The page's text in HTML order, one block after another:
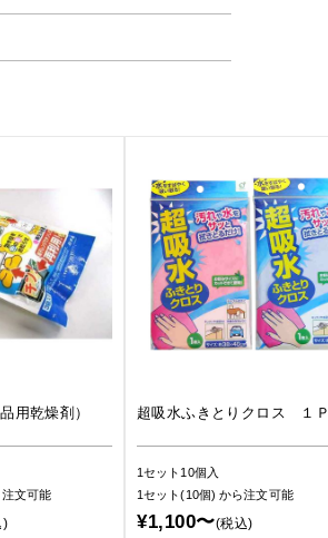
用乾燥剤）
文可能
)
超吸水ふきとりクロス １Ｐ
1セット10個入
1セット(10個)から注文可能
¥1,100〜(税込)